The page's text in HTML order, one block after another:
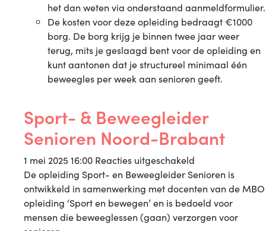
het dan weten via onderstaand aanmeldformulier.
De kosten voor deze opleiding bedraagt €1000
borg. De borg krijg je binnen twee jaar weer
terug, mits je geslaagd bent voor de opleiding en
kunt aantonen dat je structureel minimaal één
beweegles per week aan senioren geeft.
Sport- & Beweegleider
Senioren Noord-Brabant
1 mei 2025 16:00 Reacties uitgeschakeld
Sport-
&
Beweegleider
Senioren
De opleiding Sport- en Beweegleider Senioren is
ontwikkeld in samenwerking met docenten van de MBO
opleiding ‘Sport en bewegen’ en is bedoeld voor
mensen die beweeglessen (gaan) verzorgen voor